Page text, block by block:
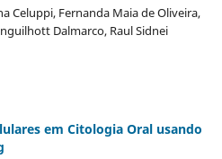
Celuppi, Fernanda Maia de Oliveira,
Dalmarco, Raul Sidnei
em Citologia Oral usando